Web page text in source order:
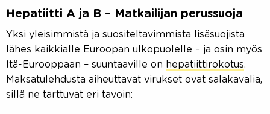
Hepatiitti A ja B – Matkailijan perussuoja
Yksi yleisimmistä ja suositeltavimmista lisäsuojista
lähes kaikkialle Euroopan ulkopuolelle – ja osin myös
Itä-Eurooppaan – suuntaaville on hepatiittirokotus.
Maksatulehdusta aiheuttavat virukset ovat salakavalia,
sillä ne tarttuvat eri tavoin: